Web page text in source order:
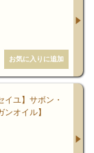
イユ】サボン・
オイル】